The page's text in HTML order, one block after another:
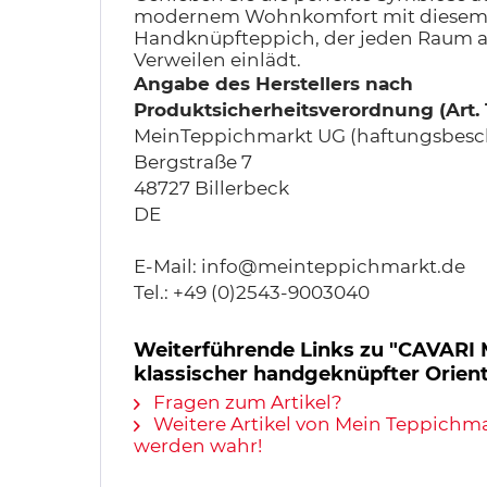
modernem Wohnkomfort mit
Handknüpfteppich, der jeden Raum
Verweilen einlädt.
Angabe des Herstellers nach
Produktsicherheitsverordnung (Art.
MeinTeppichmarkt UG
Bergstraße 7
48727 Billerbeck
DE
E-Mail: info@meinteppichmarkt.de
Tel.: +49 (0)2543-9003040
Weiterführende Links zu "CAVARI
klassischer handgeknüpfter
Fragen zum Artikel?
Weitere Artikel von Mein
werden wahr!